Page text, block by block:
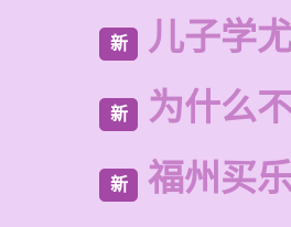
新 儿子学
新 为什么
新 福州买